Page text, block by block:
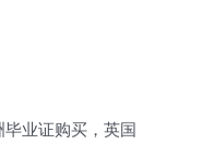
业证购买，英国